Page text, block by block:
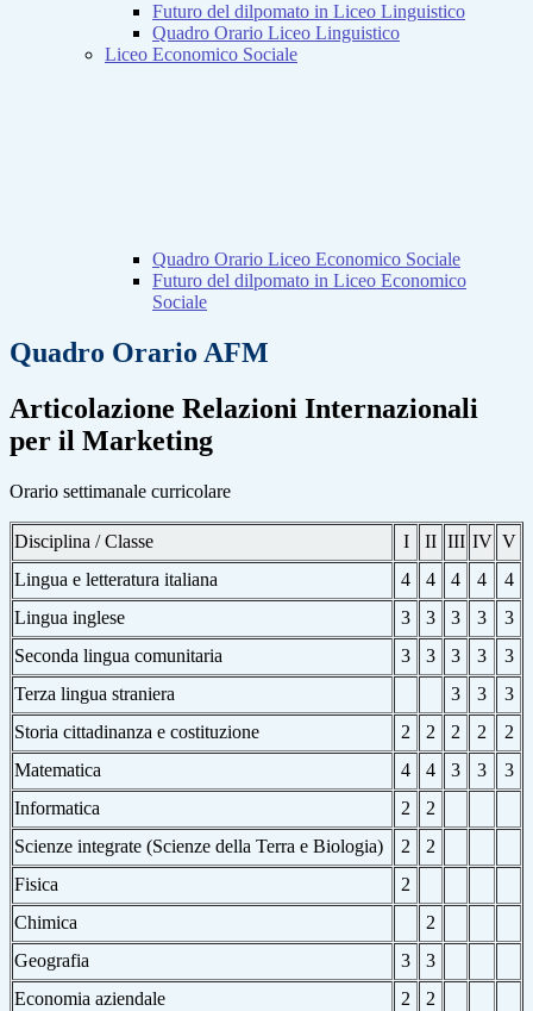
Futuro del dilpomato in Liceo Linguistico
Quadro Orario Liceo Linguistico
Liceo Economico Sociale
Quadro Orario Liceo Economico Sociale
Futuro del dilpomato in Liceo Economico
Sociale
Quadro Orario AFM
Articolazione Relazioni Internazionali
per il Marketing
Orario settimanale curricolare
Disciplina / Classe I II III IV V
Lingua e letteratura italiana
4 4 4 4
4
Lingua inglese
3 3 3 3
3
Seconda lingua comunitaria
3 3 3 3
3
Terza lingua straniera
3 3
3
Storia cittadinanza e costituzione
2 2 2 2
2
Matematica
4 4 3 3
3
Informatica
2
2
Scienze integrate (Scienze della Terra e Biologia) 2
2
Fisica
2
Chimica
2
Geografia
3
3
Economia aziendale
2
2